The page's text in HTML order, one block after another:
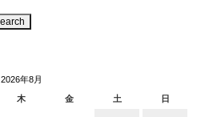
2026年8月
木 金 土 日